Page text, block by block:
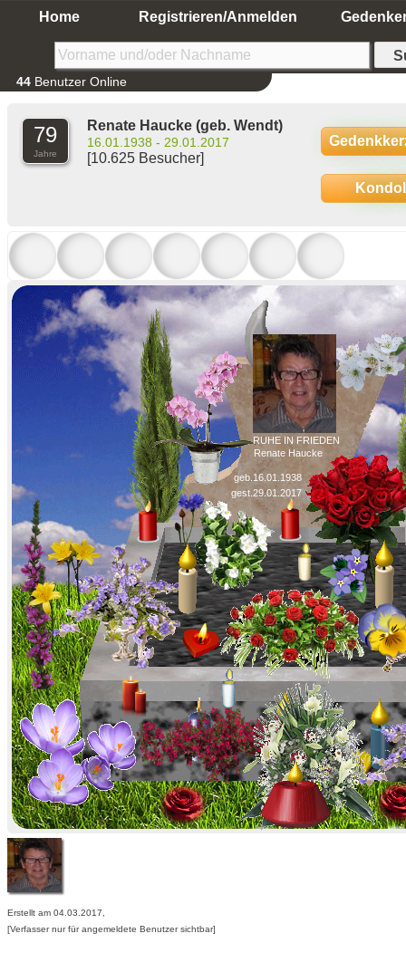
Home Registrieren/Anmelden
44 Benutzer Online
79
Jahre
Renate Haucke (geb. Wendt)
16.01.1938 - 29.01.2017
[10.625 Besucher]
RUHE IN FRIEDEN
Renate Haucke
geb.16.01.1938
gest.29.01.2017
Erstellt am 04.03.2017,
[Verfasser nur für angemeldete Benutzer sichtbar]